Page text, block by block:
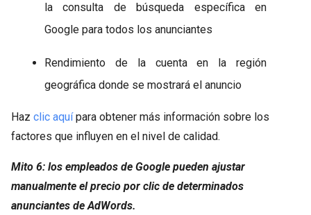
la consulta de búsqueda específica en
Google para todos los anunciantes
Rendimiento de la cuenta en la región
geográfica donde se mostrará el anuncio
Haz clic aquípara obtener más información sobre los
factores que influyen en el nivel de calidad.
Mito 6: los empleados de Google pueden ajustar
manualmente el precio por clic de determinados
anunciantes de AdWords.